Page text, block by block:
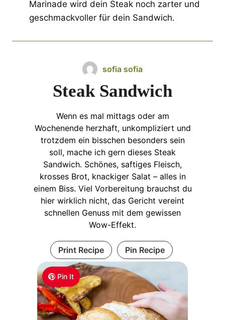
Marinade wird dein Steak noch zarter und
geschmackvoller für dein Sandwich.
Pin It
sofia sofia
Steak Sandwich
Wenn es mal mittags oder am
Wochenende herzhaft, unkompliziert und
trotzdem ein bisschen besonders sein
soll, mache ich gern dieses Steak
Sandwich. Schönes, saftiges Fleisch,
krosses Brot, knackiger Salat – alles in
einem Biss. Viel Vorbereitung brauchst du
hier wirklich nicht, das Gericht vereint
schnellen Genuss mit dem gewissen
Wow-Effekt.
Print Recipe Pin Recipe